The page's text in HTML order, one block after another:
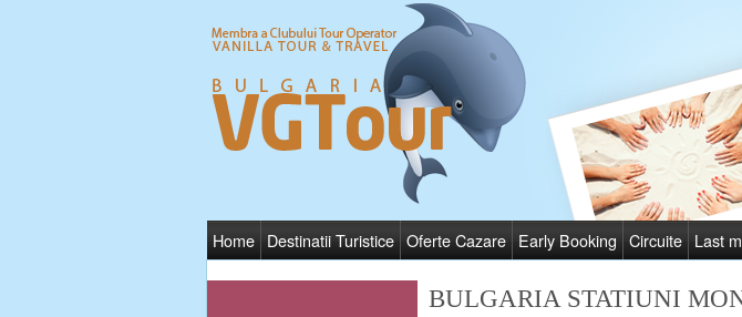
Home Destinatii Turistice Oferte Cazare Early Booking Circuite Last
BULGARIA STATIUNI